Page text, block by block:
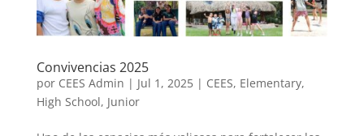
Convivencias 2025
por CEES Admin | Jul 1, 2025| CEES, Elementary,
High School, Junior